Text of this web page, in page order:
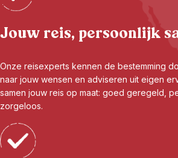
Jouw reis, persoonlijk
Onze reisexperts kennen de bestemming
naar jouw wensen en adviseren uit eigen
samen jouw reis op maat: goed geregeld,
zorgeloos.